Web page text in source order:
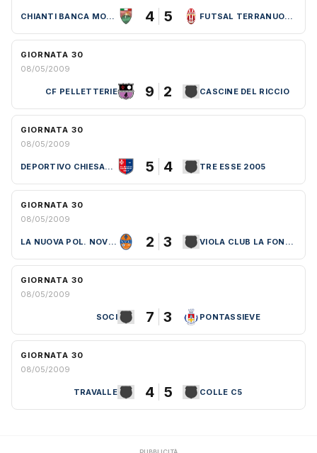
CHIANTI BANCA MONTERIGGIONI 4 5 FUTSAL TERRANUOVESE
GIORNATA 30
08/05/2009
CF PELLETTERIE 9 2 CASCINE DEL RICCIO
GIORNATA 30
08/05/2009
DEPORTIVO CHIESANUOVA V.P. 5 4 TRE ESSE 2005
GIORNATA 30
08/05/2009
LA NUOVA POL. NOVOLI 2 3 VIOLA CLUB LA FONDIARIA
GIORNATA 30
08/05/2009
SOCI 7 3 PONTASSIEVE
GIORNATA 30
08/05/2009
TRAVALLE 4 5 COLLE C5